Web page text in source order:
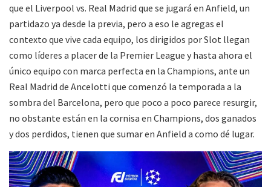
que el Liverpool vs. Real Madrid que se jugará en Anfield, un
partidazo ya desde la previa, pero a eso le agregas el
contexto que vive cada equipo, los dirigidos por Slot llegan
como líderes a placer de la Premier League y hasta ahora el
único equipo con marca perfecta en la Champions, ante un
Real Madrid de Ancelotti que comenzó la temporada a la
sombra del Barcelona, pero que poco a poco parece resurgir,
no obstante están en la cornisa en Champions, dos ganados
y dos perdidos, tienen que sumar en Anfield a como dé lugar.